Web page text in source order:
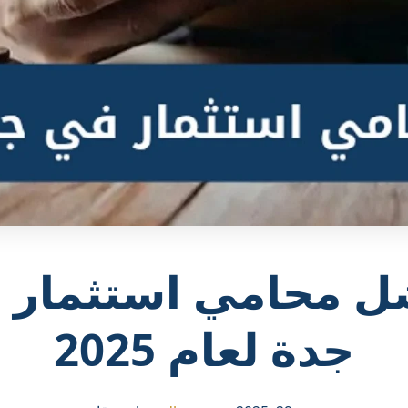
محامي
جدة لعام 2025